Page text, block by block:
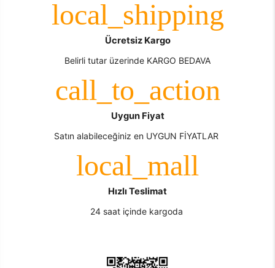
Ücretsiz Kargo
Belirli tutar üzerinde KARGO BEDAVA
Uygun Fiyat
Satın alabileceğiniz en UYGUN FİYATLAR
Hızlı Teslimat
24 saat içinde kargoda